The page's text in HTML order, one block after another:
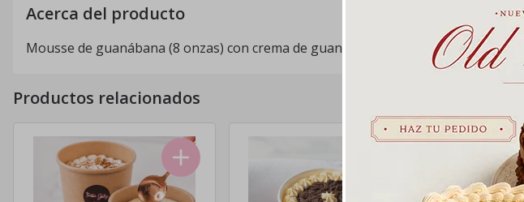
Acerca del producto
Mousse de guanábana (8 onzas) con crema de guanábana, pulpa de guanábana
Productos relacionados